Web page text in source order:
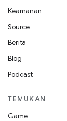
Keamanan
Source
Berita
Blog
Podcast
TEMUKAN
Game